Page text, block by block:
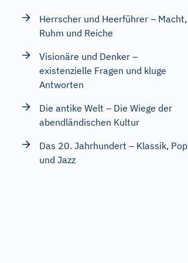
Herrscher und Heerführer – Macht,
Ruhm und Reiche
Visionäre und Denker –
existenzielle Fragen und kluge
Antworten
Die antike Welt – Die Wiege der
abendländischen Kultur
Das 20. Jahrhundert – Klassik, Pop
und Jazz